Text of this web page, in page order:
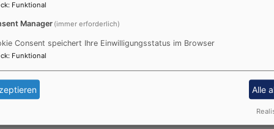
an Gebeten (darunter auch der Morgen- und
unter:
glauben/den-glauben-leben/gebete
/. Eine weitere
Anlässen ist im Gesangbuch ab der Nr. 803
evangelischer Liedklassiker kann angehört
glauben/den-glauben-leben/texte-und-lieder
.
kann man verschiedene geistliche Lieder
: Funktional
Manager (immer erforderlich)
Consent speichert Ihre Einwilligungsstatus im Browser
: Funktional
Alle